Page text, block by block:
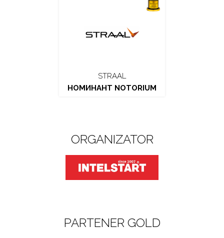
STRAAL
НОМИНАНТ NOTORIUM
ORGANIZATOR
PARTENER GOLD